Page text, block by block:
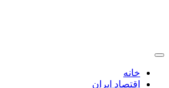
خانه
اقتصاد ایران